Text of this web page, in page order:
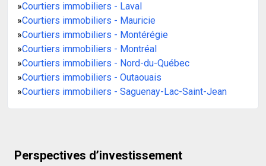
»Courtiers immobiliers - Laval
»Courtiers immobiliers - Mauricie
»Courtiers immobiliers - Montérégie
»Courtiers immobiliers - Montréal
»Courtiers immobiliers - Nord-du-Québec
»Courtiers immobiliers - Outaouais
»Courtiers immobiliers - Saguenay-Lac-Saint-Jean
Perspectives d’investissement